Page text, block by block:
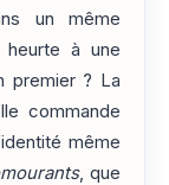
un même
à une
premier ? La
commande
même
, que